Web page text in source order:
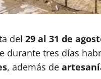
del 29 al 31 de
durante tres días
, además de